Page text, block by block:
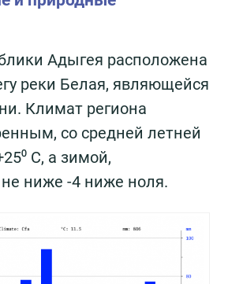
Адыгея расположена
реки Белая, являющейся
Климат региона
со средней летней
С, а зимой,
ниже -4 ниже ноля.